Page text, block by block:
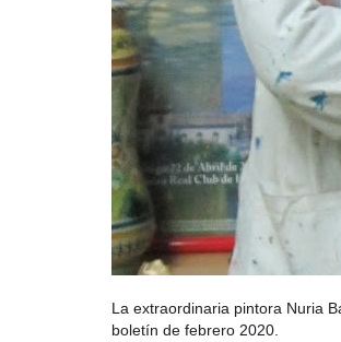
La extraordinaria pintora Nuria
boletín de febrero 2020.